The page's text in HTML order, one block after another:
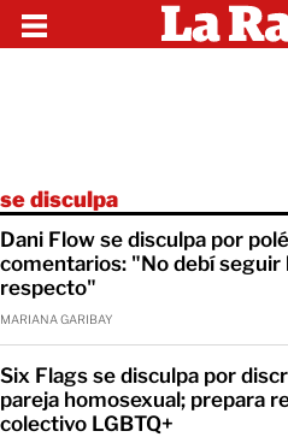
se disculpa
Dani Flow se disculpa por
comentarios: "No debí seguir
respecto"
MARIANA GARIBAY
Six Flags se disculpa por
pareja homosexual; prepara
colectivo LGBTQ+